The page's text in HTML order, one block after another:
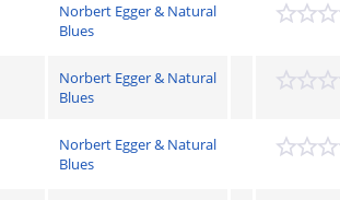
Norbert Egger & Natural
Blues
Norbert Egger & Natural
Blues
Norbert Egger & Natural
Blues